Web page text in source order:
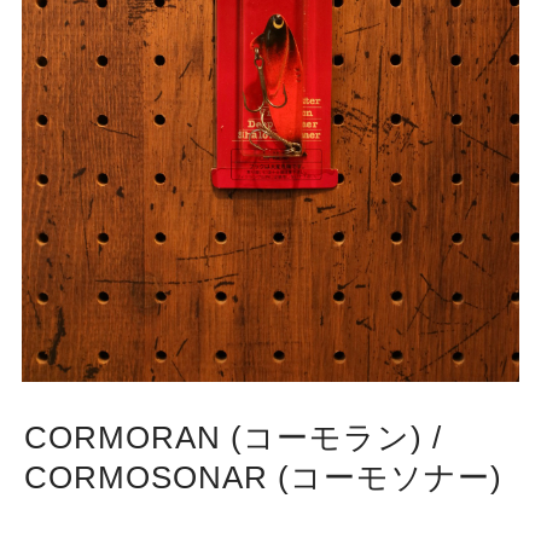
CORMORAN (コーモラン) /
CORMOSONAR (コーモソナー)